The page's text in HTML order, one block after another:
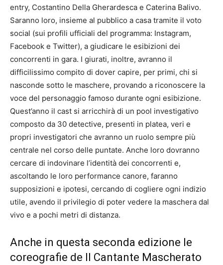
entry, Costantino Della Gherardesca e Caterina Balivo.
Saranno loro, insieme al pubblico a casa tramite il voto
social (sui profili ufficiali del programma: Instagram,
Facebook e Twitter), a giudicare le esibizioni dei
concorrenti in gara. I giurati, inoltre, avranno il
difficilissimo compito di dover capire, per primi, chi si
nasconde sotto le maschere, provando a riconoscere la
voce del personaggio famoso durante ogni esibizione.
Quest’anno il cast si arricchirà di un pool investigativo
composto da 30 detective, presenti in platea, veri e
propri investigatori che avranno un ruolo sempre più
centrale nel corso delle puntate. Anche loro dovranno
cercare di indovinare l’identità dei concorrenti e,
ascoltando le loro performance canore, faranno
supposizioni e ipotesi, cercando di cogliere ogni indizio
utile, avendo il privilegio di poter vedere la maschera dal
vivo e a pochi metri di distanza.
Anche in questa seconda edizione le
coreografie de Il Cantante Mascherato